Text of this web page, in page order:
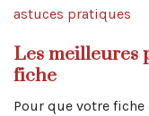
astuces pratiques
Les meilleures
fiche
Pour que votre